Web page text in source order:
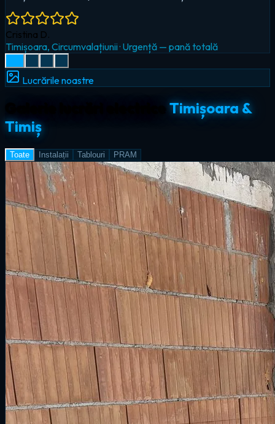
Radu I.
Giroc·Iluminat LED & smart home
Lucrările noastre
Timișoara &
Timiș
Toate Instalații Tablouri PRAM